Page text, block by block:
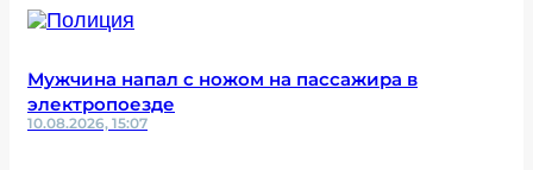
Мужчина напал с ножом на пассажира в
электропоезде
10.08.2026, 15:07